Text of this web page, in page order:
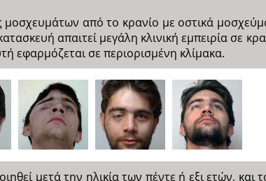
μοσχευμάτων από το κρανίο με οστικά
απαιτεί μεγάλη κλινική εμπειρία σε
εφαρμόζεται σε περιορισμένη κλίμακα.
μετά την ηλικία των πέντε ή εξι ετών, και